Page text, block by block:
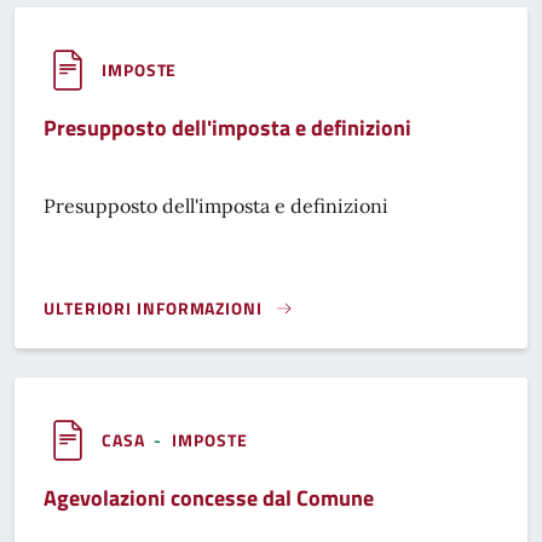
IMPOSTE
Presupposto dell'imposta e definizioni
Presupposto dell'imposta e definizioni
ULTERIORI INFORMAZIONI
PRESUPPOSTO DELL'IMPOSTA E DEFINIZIONI}
CASA - IMPOSTE
Agevolazioni concesse dal Comune